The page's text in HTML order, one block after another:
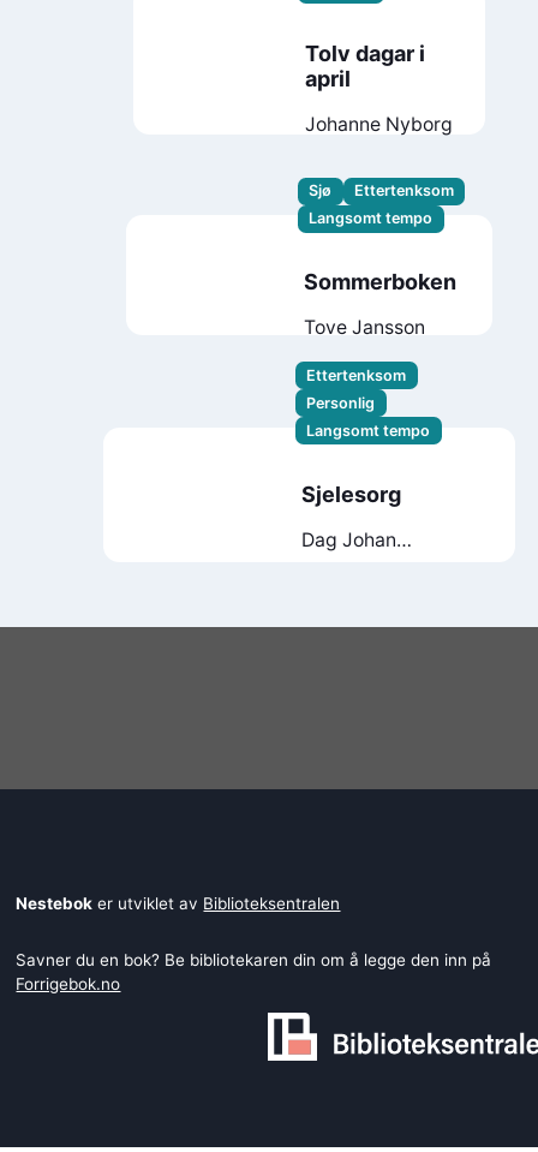
Tolv dagar i
april
Johanne Nyborg
Sjø
Ettertenksom
Langsomt tempo
Sommerboken
Tove Jansson
Ettertenksom
Personlig
Langsomt tempo
Sjelesorg
Dag Johan
Nestebok er utviklet av Biblioteksentralen
Savner du en bok? Be bibliotekaren din om å legge den inn på
Forrigebok.no